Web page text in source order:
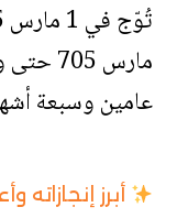
عامين وسبعة
أبرز إنجازاته